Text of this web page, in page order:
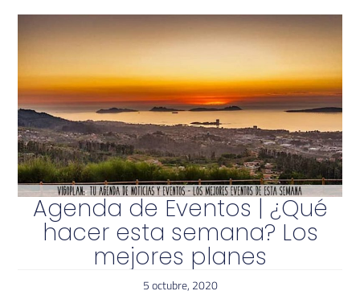
Agenda de Eventos | ¿Qué
hacer esta semana? Los
mejores planes
5 octubre, 2020